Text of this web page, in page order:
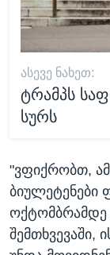
ᲐᲡᲔᲕᲔ ᲜᲐᲮᲔᲗ:
ტრამპს
სურს
"ვფიქრობთ,
ოქტომბრამდე
შემთხვევაში,